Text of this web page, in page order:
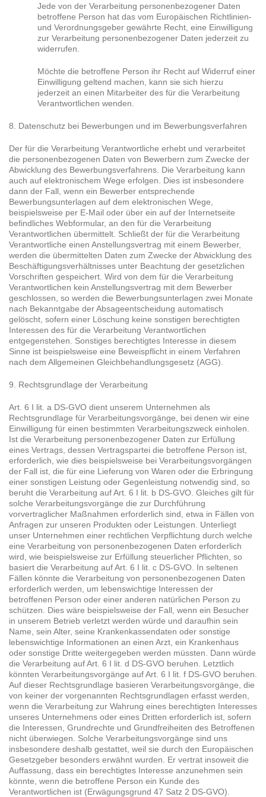
Jede von der Verarbeitung personenbezogener Daten
betroffene Person hat das vom Europäischen Richtlinien-
und Verordnungsgeber gewährte Recht, eine Einwilligung
zur Verarbeitung personenbezogener Daten jederzeit zu
widerrufen.
Möchte die betroffene Person ihr Recht auf Widerruf einer
Einwilligung geltend machen, kann sie sich hierzu
jederzeit an einen Mitarbeiter des für die Verarbeitung
Verantwortlichen wenden.
8. Datenschutz bei Bewerbungen und im Bewerbungsverfahren
Der für die Verarbeitung Verantwortliche erhebt und verarbeitet
die personenbezogenen Daten von Bewerbern zum Zwecke der
Abwicklung des Bewerbungsverfahrens. Die Verarbeitung kann
auch auf elektronischem Wege erfolgen. Dies ist insbesondere
dann der Fall, wenn ein Bewerber entsprechende
Bewerbungsunterlagen auf dem elektronischen Wege,
beispielsweise per E-Mail oder über ein auf der Internetseite
befindliches Webformular, an den für die Verarbeitung
Verantwortlichen übermittelt. Schließt der für die Verarbeitung
Verantwortliche einen Anstellungsvertrag mit einem Bewerber,
werden die übermittelten Daten zum Zwecke der Abwicklung des
Beschäftigungsverhältnisses unter Beachtung der gesetzlichen
Vorschriften gespeichert. Wird von dem für die Verarbeitung
Verantwortlichen kein Anstellungsvertrag mit dem Bewerber
geschlossen, so werden die Bewerbungsunterlagen zwei Monate
nach Bekanntgabe der Absageentscheidung automatisch
gelöscht, sofern einer Löschung keine sonstigen berechtigten
Interessen des für die Verarbeitung Verantwortlichen
entgegenstehen. Sonstiges berechtigtes Interesse in diesem
Sinne ist beispielsweise eine Beweispflicht in einem Verfahren
nach dem Allgemeinen Gleichbehandlungsgesetz (AGG).
9. Rechtsgrundlage der Verarbeitung
Art. 6 I lit. a DS-GVO dient unserem Unternehmen als
Rechtsgrundlage für Verarbeitungsvorgänge, bei denen wir eine
Einwilligung für einen bestimmten Verarbeitungszweck einholen.
Ist die Verarbeitung personenbezogener Daten zur Erfüllung
eines Vertrags, dessen Vertragspartei die betroffene Person ist,
erforderlich, wie dies beispielsweise bei Verarbeitungsvorgängen
der Fall ist, die für eine Lieferung von Waren oder die Erbringung
einer sonstigen Leistung oder Gegenleistung notwendig sind, so
beruht die Verarbeitung auf Art. 6 I lit. b DS-GVO. Gleiches gilt für
solche Verarbeitungsvorgänge die zur Durchführung
vorvertraglicher Maßnahmen erforderlich sind, etwa in Fällen von
Anfragen zur unseren Produkten oder Leistungen. Unterliegt
unser Unternehmen einer rechtlichen Verpflichtung durch welche
eine Verarbeitung von personenbezogenen Daten erforderlich
wird, wie beispielsweise zur Erfüllung steuerlicher Pflichten, so
basiert die Verarbeitung auf Art. 6 I lit. c DS-GVO. In seltenen
Fällen könnte die Verarbeitung von personenbezogenen Daten
erforderlich werden, um lebenswichtige Interessen der
betroffenen Person oder einer anderen natürlichen Person zu
schützen. Dies wäre beispielsweise der Fall, wenn ein Besucher
in unserem Betrieb verletzt werden würde und daraufhin sein
Name, sein Alter, seine Krankenkassendaten oder sonstige
lebenswichtige Informationen an einen Arzt, ein Krankenhaus
oder sonstige Dritte weitergegeben werden müssten. Dann würde
die Verarbeitung auf Art. 6 I lit. d DS-GVO beruhen. Letztlich
könnten Verarbeitungsvorgänge auf Art. 6 I lit. f DS-GVO beruhen.
Auf dieser Rechtsgrundlage basieren Verarbeitungsvorgänge, die
von keiner der vorgenannten Rechtsgrundlagen erfasst werden,
wenn die Verarbeitung zur Wahrung eines berechtigten Interesses
unseres Unternehmens oder eines Dritten erforderlich ist, sofern
die Interessen, Grundrechte und Grundfreiheiten des Betroffenen
nicht überwiegen. Solche Verarbeitungsvorgänge sind uns
insbesondere deshalb gestattet, weil sie durch den Europäischen
Gesetzgeber besonders erwähnt wurden. Er vertrat insoweit die
Auffassung, dass ein berechtigtes Interesse anzunehmen sein
könnte, wenn die betroffene Person ein Kunde des
Verantwortlichen ist (Erwägungsgrund 47 Satz 2 DS-GVO).